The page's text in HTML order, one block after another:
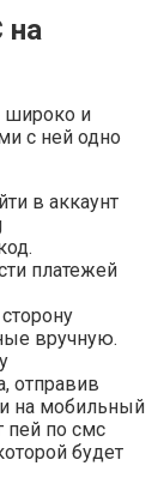
на
широко и
с ней одно
в аккаунт
вручную.
отправив
на мобильный
будет